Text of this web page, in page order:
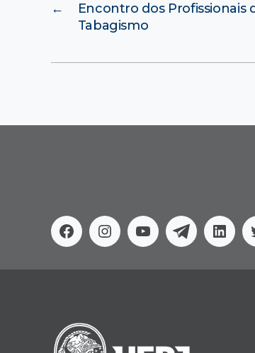
←
Encontro dos Profissionais
Tabagismo
FacebookInstagram
YoutubeTelegram